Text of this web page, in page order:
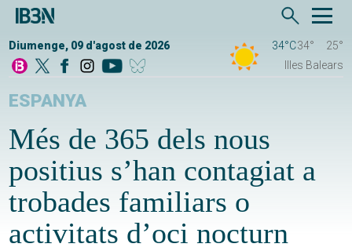
Diumenge, 09 d'agost de 2026 34°C34°
25°
Illes Balears
ESPANYA
Més de 365 dels nous
positius s’han contagiat a
trobades familiars o
activitats d’oci nocturn